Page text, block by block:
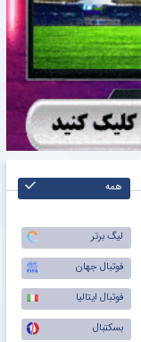
همه
لیگ برتر
فوتبال جهان
فوتبال ایتالیا
بسکتبال